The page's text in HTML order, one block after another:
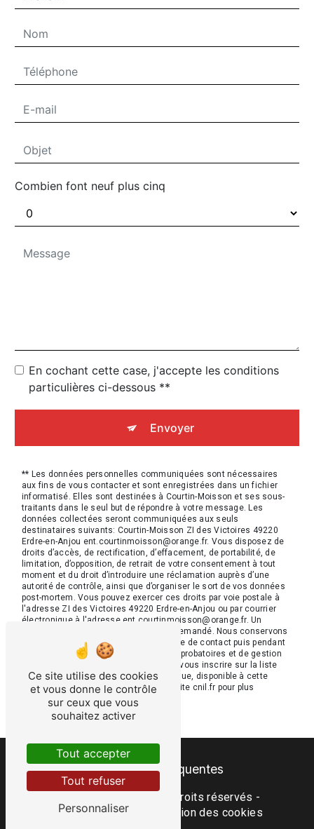
Combien font neuf plus cinq
En cochant cette case, j'accepte les conditions
particulières ci-dessous **
Envoyer
** Les données personnelles communiquées sont nécessaires
aux fins de vous contacter et sont enregistrées dans un fichier
informatisé. Elles sont destinées à Courtin-Moisson et ses sous-
traitants dans le seul but de répondre à votre message. Les
données collectées seront communiquées aux seuls
destinataires suivants: Courtin-Moisson ZI des Victoires 49220
Erdre-en-Anjou ent.courtinmoisson@orange.fr. Vous disposez de
droits d’accès, de rectification, d’effacement, de portabilité, de
limitation, d’opposition, de retrait de votre consentement à tout
moment et du droit d’introduire une réclamation auprès d’une
autorité de contrôle, ainsi que d’organiser le sort de vos données
post-mortem. Vous pouvez exercer ces droits par voie postale à
l'adresse ZI des Victoires 49220 Erdre-en-Anjou ou par courrier
électronique à l'adresse ent.courtinmoisson@orange.fr. Un
justificatif d'identité pourra vous être demandé. Nous conservons
vos données pendant la période de prise de contact puis pendant
la durée de prescription légale aux fins probatoires et de gestion
des contentieux. Vous avez le droit de vous inscrire sur la liste
d'opposition au démarchage téléphonique, disponible à cette
adresse:Bloctel.gouv.fr. Consultez le site cnil.fr pour plus
d’informations sur vos droits.
Recherches fréquentes
- 2026 - Tous droits réservés -
Mentions légales
Gestion des cookies
Ce site utilise des cookies
et vous donne le contrôle
sur ceux que vous
souhaitez activer
Tout accepter
Tout refuser
Personnaliser